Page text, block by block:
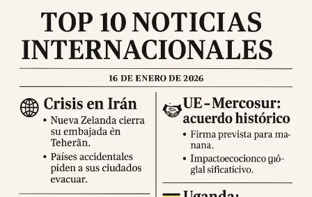
de heridos y víctimas mortales
, mientras que las
labores de evaluación continúan y se espera que las cifras
se actualicen en las próximas horas. Se recomienda a la
población permanecer en espacios abiertos, evitar
desplazamientos innecesarios y seguir las indicaciones
de los cuerpos de emergencia.